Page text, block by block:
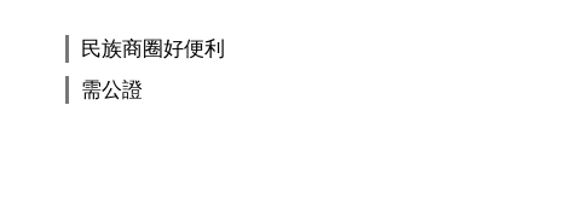
民族商圈好便利
需公證